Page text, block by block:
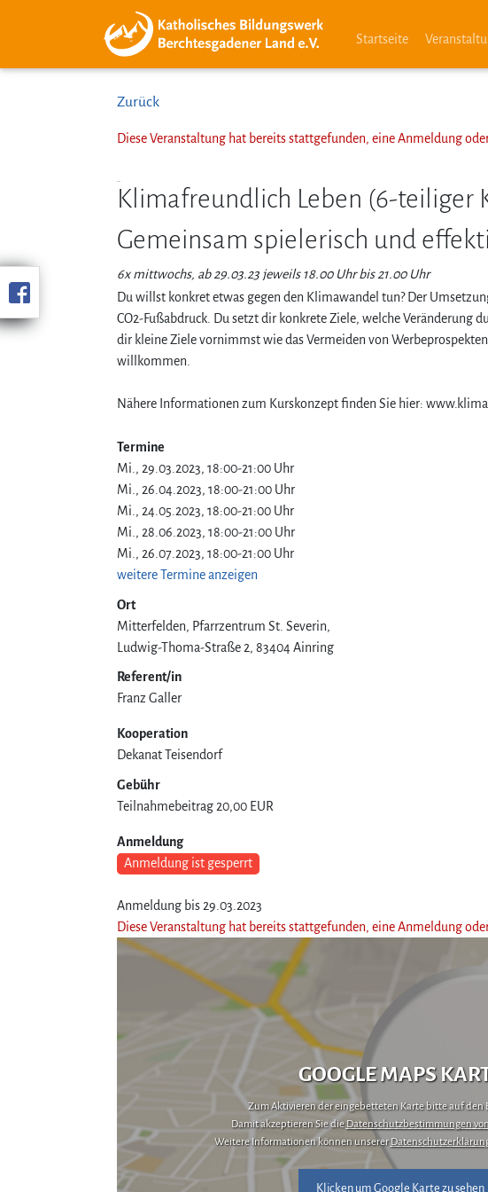
Startseite
Zurück
Diese Veranstaltung hat bereits stattgefunden, eine Anmeldung
Klimafreundlich Leben (6-teiliger
Gemeinsam spielerisch und
6x mittwochs, ab 29.03.23 jeweils 18.00 Uhr bis 21.00 Uhr
Du willst konkret etwas gegen den Klimawandel tun? Der
CO2-Fußabdruck. Du setzt dir konkrete Ziele, welche Veränderung
dir kleine Ziele vornimmst wie das Vermeiden von
willkommen.
Nähere Informationen zum Kurskonzept finden Sie hier:
Termine
Mi., 29.03.2023, 18:00-21:00 Uhr
Mi., 26.04.2023, 18:00-21:00 Uhr
Mi., 24.05.2023, 18:00-21:00 Uhr
Mi., 28.06.2023, 18:00-21:00 Uhr
Mi., 26.07.2023, 18:00-21:00 Uhr
weitere Termine anzeigen
Ort
Mitterfelden, Pfarrzentrum St. Severin
Ludwig-Thoma-Straße 2 83404Ainring
Referent/in
Franz Galler
Kooperation
Dekanat Teisendorf
Gebühr
Teilnahmebeitrag 20,00 EUR
Anmeldung
Anmeldung ist gesperrt
Anmeldung bis 29.03.2023
Diese Veranstaltung hat bereits stattgefunden, eine Anmeldung
GOOGLE MAPS
Zum Aktivieren der eingebetteten Karte bitte auf den
Damit akzeptieren Sie die Datenschutzbestimmungen
Weitere Informationen können unserer
Klicken um Google Karte zu sehen